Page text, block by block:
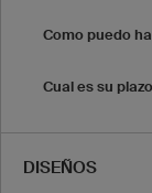
Como puedo
Cual es su
DISEÑOS